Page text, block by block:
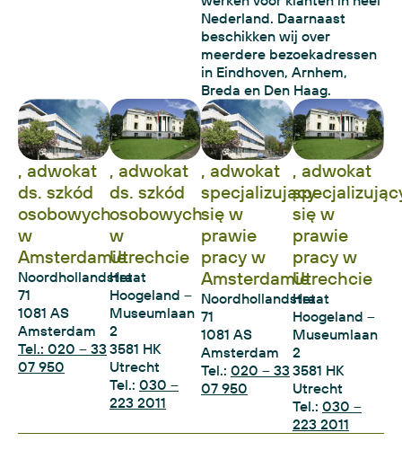
Nederland. Daarnaast
beschikken wij over
meerdere bezoekadressen
in Eindhoven, Arnhem,
Breda en Den Haag.
, adwokat
ds. szkód
osobowych
w
Amsterdamie
Noordhollandstraat
71
1081 AS
Amsterdam
Tel.: 020 – 33
07 950
, adwokat
ds. szkód
osobowych
w
Utrechcie
Het
Hoogeland –
Museumlaan
2
3581 HK
Utrecht
Tel.: 030 –
223 2011
, adwokat
specjalizujący
się w
prawie
pracy w
Amsterdamie
Noordhollandstraat
71
1081 AS
Amsterdam
Tel.: 020 – 33
07 950
, adwokat
się w
prawie
pracy w
Utrechcie
Het
Hoogeland –
Museumlaan
2
3581 HK
Utrecht
Tel.: 030 –
223 2011